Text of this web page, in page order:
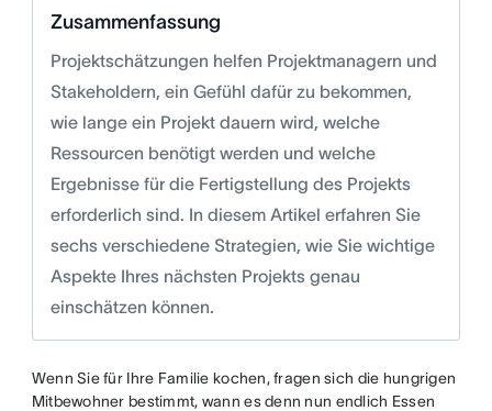
Zusammenfassung
Projektschätzungen helfen Projektmanagern und
Stakeholdern, ein Gefühl dafür zu bekommen,
wie lange ein Projekt dauern wird, welche
Ressourcen benötigt werden und welche
Ergebnisse für die Fertigstellung des Projekts
erforderlich sind. In diesem Artikel erfahren Sie
sechs verschiedene Strategien, wie Sie wichtige
Aspekte Ihres nächsten Projekts genau
einschätzen können.
Wenn Sie für Ihre Familie kochen, fragen sich die hungrigen
Mitbewohner bestimmt, wann es denn nun endlich Essen